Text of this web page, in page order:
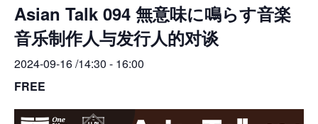
Asian Talk 094 無意味に鳴らす音楽
音乐制作人与发行人的对谈
2024-09-16 /14:30 - 16:00
FREE